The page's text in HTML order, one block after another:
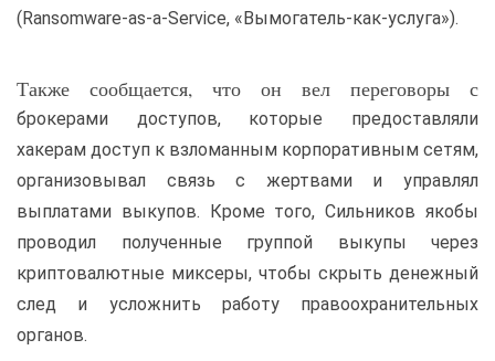
(Ransomware-as-a-Service, «Вымогатель-как-услуга»).
Также сообщается, что он вел переговоры с
брокерами доступов, которые предоставляли
хакерам доступ к взломанным корпоративным сетям,
организовывал связь с жертвами и управлял
выплатами выкупов. Кроме того, Сильников якобы
проводил полученные группой выкупы через
криптовалютные миксеры, чтобы скрыть денежный
след и усложнить работу правоохранительных
органов.